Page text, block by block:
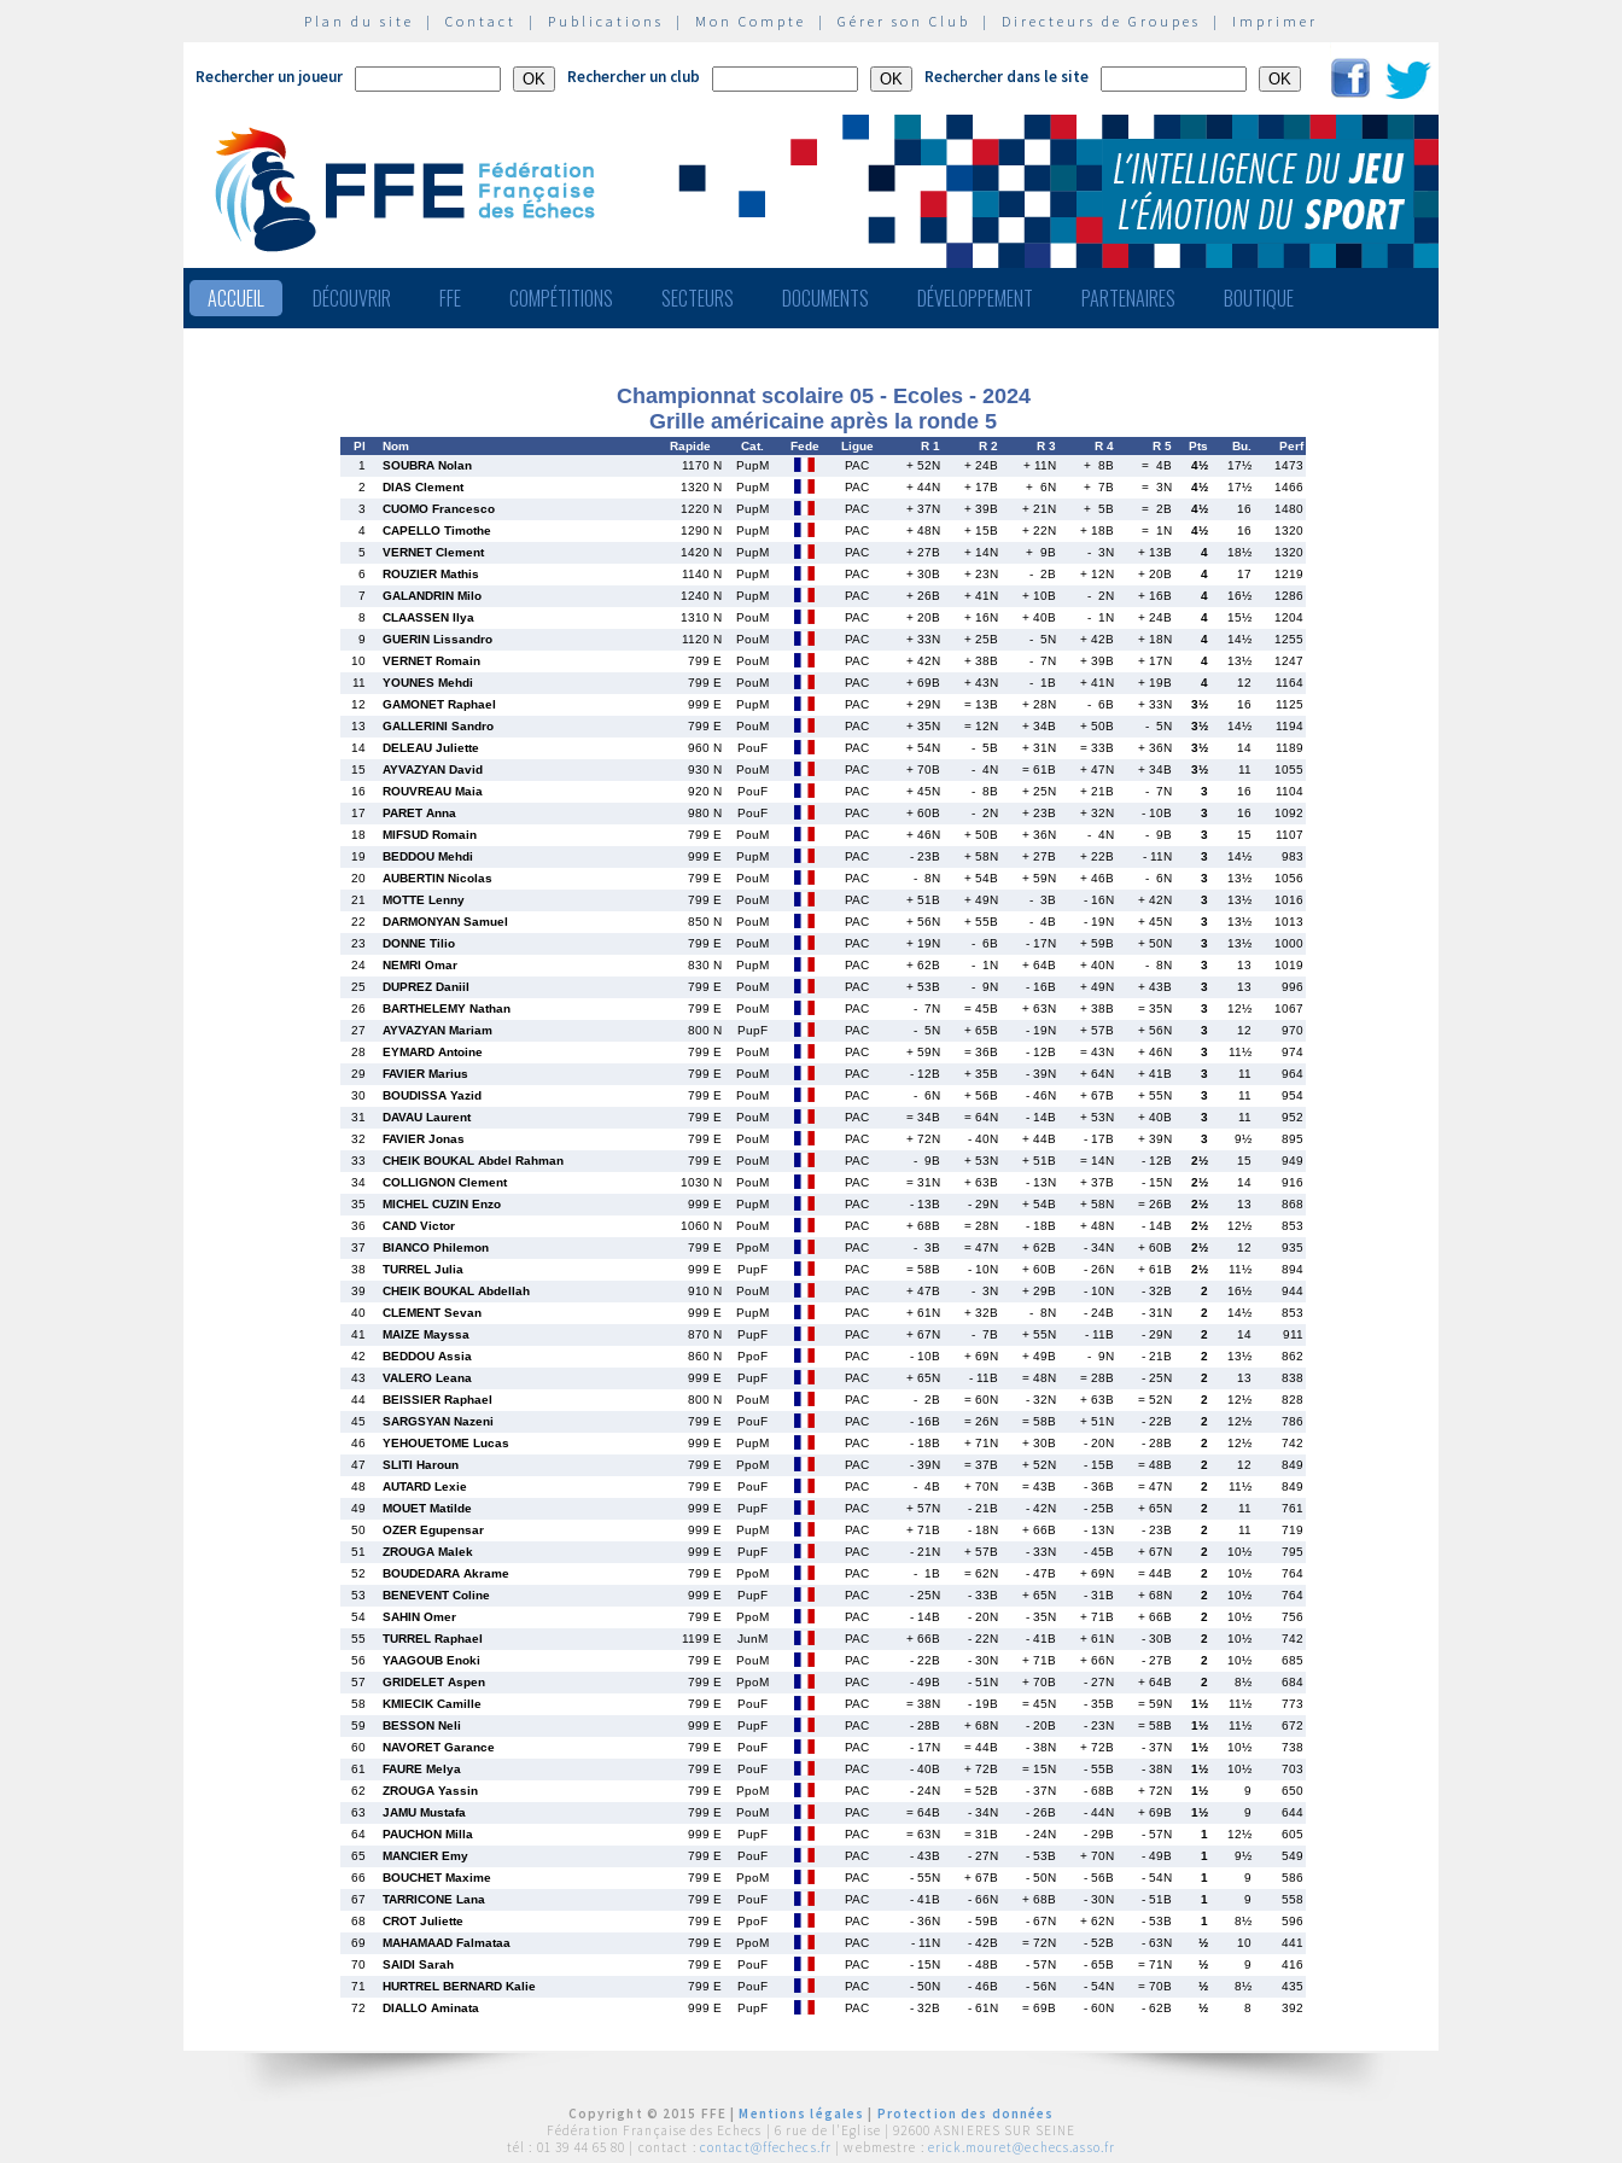
Plan du site | Contact | Publications | Mon Compte | Gérer son Club | Directeurs de Groupes | Imprimer
Rechercher un joueur Rechercher un club Rechercher dans le site
ACCUEIL DÉCOUVRIR FFE COMPÉTITIONS SECTEURS DOCUMENTS DÉVELOPPEMENT PARTENAIRES BOUTIQUE
Championnat scolaire 05 - Ecoles - 2024
Grille américaine après la ronde 5
Pl Nom Rapide Cat. Fede Ligue R 1 R 2 R 3 R 4 R 5 Pts Bu.
Perf
1
SOUBRA Nolan 1170 N PupM PAC + 52N + 24B + 11N + 8B = 4B 4½ 17½
1473
2
DIAS Clement 1320 N PupM PAC + 44N + 17B + 6N + 7B = 3N 4½ 17½
1466
3
CUOMO Francesco 1220 N PupM PAC + 37N + 39B + 21N + 5B = 2B 4½ 16
1480
4
CAPELLO Timothe 1290 N PupM PAC + 48N + 15B + 22N + 18B = 1N 4½ 16
1320
5
VERNET Clement 1420 N PupM PAC + 27B + 14N + 9B - 3N + 13B 4 18½
1320
6
ROUZIER Mathis 1140 N PupM PAC + 30B + 23N - 2B + 12N + 20B 4 17
1219
7
GALANDRIN Milo 1240 N PupM PAC + 26B + 41N + 10B - 2N + 16B 4 16½
1286
8
CLAASSEN Ilya 1310 N PouM PAC + 20B + 16N + 40B - 1N + 24B 4 15½
1204
9
GUERIN Lissandro 1120 N PouM PAC + 33N + 25B - 5N + 42B + 18N 4 14½
1255
10
VERNET Romain 799 E PouM PAC + 42N + 38B - 7N + 39B + 17N 4 13½
1247
11
YOUNES Mehdi 799 E PouM PAC + 69B + 43N - 1B + 41N + 19B 4 12
1164
12
GAMONET Raphael 999 E PupM PAC + 29N = 13B + 28N - 6B + 33N 3½ 16
1125
13
GALLERINI Sandro 799 E PouM PAC + 35N = 12N + 34B + 50B - 5N 3½ 14½
1194
14
DELEAU Juliette 960 N PouF PAC + 54N - 5B + 31N = 33B + 36N 3½ 14
1189
15
AYVAZYAN David 930 N PouM PAC + 70B - 4N = 61B + 47N + 34B 3½ 11
1055
16
ROUVREAU Maia 920 N PouF PAC + 45N - 8B + 25N + 21B - 7N 3 16
1104
17
PARET Anna 980 N PouF PAC + 60B - 2N + 23B + 32N - 10B 3 16
1092
18
MIFSUD Romain 799 E PouM PAC + 46N + 50B + 36N - 4N - 9B 3 15
1107
19
BEDDOU Mehdi 999 E PupM PAC - 23B + 58N + 27B + 22B - 11N 3 14½
983
20
AUBERTIN Nicolas 799 E PouM PAC - 8N + 54B + 59N + 46B - 6N 3 13½
1056
21
MOTTE Lenny 799 E PouM PAC + 51B + 49N - 3B - 16N + 42N 3 13½
1016
22
DARMONYAN Samuel 850 N PouM PAC + 56N + 55B - 4B - 19N + 45N 3 13½
1013
23
DONNE Tilio 799 E PouM PAC + 19N - 6B - 17N + 59B + 50N 3 13½
1000
24
NEMRI Omar 830 N PupM PAC + 62B - 1N + 64B + 40N - 8N 3 13
1019
25
DUPREZ Daniil 799 E PouM PAC + 53B - 9N - 16B + 49N + 43B 3 13
996
26
BARTHELEMY Nathan 799 E PouM PAC - 7N = 45B + 63N + 38B = 35N 3 12½
1067
27
AYVAZYAN Mariam 800 N PupF PAC - 5N + 65B - 19N + 57B + 56N 3 12
970
28
EYMARD Antoine 799 E PouM PAC + 59N = 36B - 12B = 43N + 46N 3 11½
974
29
FAVIER Marius 799 E PouM PAC - 12B + 35B - 39N + 64N + 41B 3 11
964
30
BOUDISSA Yazid 799 E PouM PAC - 6N + 56B - 46N + 67B + 55N 3 11
954
31
DAVAU Laurent 799 E PouM PAC = 34B = 64N - 14B + 53N + 40B 3 11
952
32
FAVIER Jonas 799 E PouM PAC + 72N - 40N + 44B - 17B + 39N 3 9½
895
33
CHEIK BOUKAL Abdel Rahman 799 E PouM PAC - 9B + 53N + 51B = 14N - 12B 2½ 15
949
34
COLLIGNON Clement 1030 N PouM PAC = 31N + 63B - 13N + 37B - 15N 2½ 14
916
35
MICHEL CUZIN Enzo 999 E PupM PAC - 13B - 29N + 54B + 58N = 26B 2½ 13
868
36
CAND Victor 1060 N PouM PAC + 68B = 28N - 18B + 48N - 14B 2½ 12½
853
37
BIANCO Philemon 799 E PpoM PAC - 3B = 47N + 62B - 34N + 60B 2½ 12
935
38
TURREL Julia 999 E PupF PAC = 58B - 10N + 60B - 26N + 61B 2½ 11½
894
39
CHEIK BOUKAL Abdellah 910 N PouM PAC + 47B - 3N + 29B - 10N - 32B 2 16½
944
40
CLEMENT Sevan 999 E PupM PAC + 61N + 32B - 8N - 24B - 31N 2 14½
853
41
MAIZE Mayssa 870 N PupF PAC + 67N - 7B + 55N - 11B - 29N 2 14
911
42
BEDDOU Assia 860 N PpoF PAC - 10B + 69N + 49B - 9N - 21B 2 13½
862
43
VALERO Leana 999 E PupF PAC + 65N - 11B = 48N = 28B - 25N 2 13
838
44
BEISSIER Raphael 800 N PouM PAC - 2B = 60N - 32N + 63B = 52N 2 12½
828
45
SARGSYAN Nazeni 799 E PouF PAC - 16B = 26N = 58B + 51N - 22B 2 12½
786
46
YEHOUETOME Lucas 999 E PupM PAC - 18B + 71N + 30B - 20N - 28B 2 12½
742
47
SLITI Haroun 799 E PpoM PAC - 39N = 37B + 52N - 15B = 48B 2 12
849
48
AUTARD Lexie 799 E PouF PAC - 4B + 70N = 43B - 36B = 47N 2 11½
849
49
MOUET Matilde 999 E PupF PAC + 57N - 21B - 42N - 25B + 65N 2 11
761
50
OZER Egupensar 999 E PupM PAC + 71B - 18N + 66B - 13N - 23B 2 11
719
51
ZROUGA Malek 999 E PupF PAC - 21N + 57B - 33N - 45B + 67N 2 10½
795
52
BOUDEDARA Akrame 799 E PpoM PAC - 1B = 62N - 47B + 69N = 44B 2 10½
764
53
BENEVENT Coline 999 E PupF PAC - 25N - 33B + 65N - 31B + 68N 2 10½
764
54
SAHIN Omer 799 E PpoM PAC - 14B - 20N - 35N + 71B + 66B 2 10½
756
55
TURREL Raphael 1199 E JunM PAC + 66B - 22N - 41B + 61N - 30B 2 10½
742
56
YAAGOUB Enoki 799 E PouM PAC - 22B - 30N + 71B + 66N - 27B 2 10½
685
57
GRIDELET Aspen 799 E PpoM PAC - 49B - 51N + 70B - 27N + 64B 2 8½
684
58
KMIECIK Camille 799 E PouF PAC = 38N - 19B = 45N - 35B = 59N 1½ 11½
773
59
BESSON Neli 999 E PupF PAC - 28B + 68N - 20B - 23N = 58B 1½ 11½
672
60
NAVORET Garance 799 E PouF PAC - 17N = 44B - 38N + 72B - 37N 1½ 10½
738
61
FAURE Melya 799 E PouF PAC - 40B + 72B = 15N - 55B - 38N 1½ 10½
703
62
ZROUGA Yassin 799 E PpoM PAC - 24N = 52B - 37N - 68B + 72N 1½ 9
650
63
JAMU Mustafa 799 E PouM PAC = 64B - 34N - 26B - 44N + 69B 1½ 9
644
64
PAUCHON Milla 999 E PupF PAC = 63N = 31B - 24N - 29B - 57N 1 12½
605
65
MANCIER Emy 799 E PouF PAC - 43B - 27N - 53B + 70N - 49B 1 9½
549
66
BOUCHET Maxime 799 E PpoM PAC - 55N + 67B - 50N - 56B - 54N 1 9
586
67
TARRICONE Lana 799 E PouF PAC - 41B - 66N + 68B - 30N - 51B 1 9
558
68
CROT Juliette 799 E PpoF PAC - 36N - 59B - 67N + 62N - 53B 1 8½
596
69
MAHAMAAD Falmataa 799 E PpoM PAC - 11N - 42B = 72N - 52B - 63N ½ 10
441
70
SAIDI Sarah 799 E PouF PAC - 15N - 48B - 57N - 65B = 71N ½ 9
416
71
HURTREL BERNARD Kalie 799 E PouF PAC - 50N - 46B - 56N - 54N = 70B ½ 8½
435
72
DIALLO Aminata 999 E PupF PAC - 32B - 61N = 69B - 60N - 62B ½ 8 392
Copyright © 2015 FFE |Mentions légales
Protection des données
Fédération Française des Echecs | 6 rue de l'Eglise | 92600 ASNIERES SUR SEINE
tél : 01 39 44 65 80 | contact : contact@ffechecs.fr | webmestre : erick.mouret@echecs.asso.fr